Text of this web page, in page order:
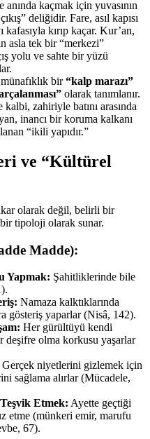
kaçmak için yuvasının
deliğidir. Fare, asıl kapısı
kırıp kaçar. Kur’an,
asla tek bir “merkezi”
yolu ve sahte bir yüzü
bir“kalp marazı”
olarak tanımlanır.
zahiriyle batını arasında
inancı bir koruma kalkanı
“ikili yapıdır.”
ve “Kültürel
olarak değil, belirli bir
tipoloji olarak sunar.
Madde):
Yapmak: Şahitliklerinde bile
Namaza kalktıklarında
gösteriş yaparlar (Nisâ, 142).
Her gürültüyü kendi
deşifre olma korkusu yaşarlar
Gerçek niyetlerini gizlemek için
sağlama alırlar (Mücadele,
Etmek: Ayette geçtiği
etme (münkeri emir, marufu
67).